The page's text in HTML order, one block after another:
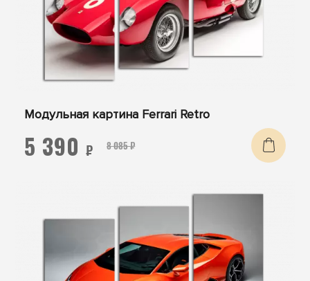
Модульная картина Ferrari Retro
8 085 ₽
5 390 ₽